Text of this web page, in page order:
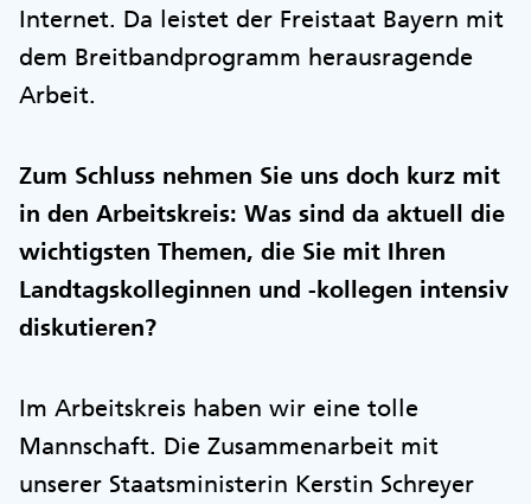
Internet. Da leistet der Freistaat Bayern mit
dem Breitbandprogramm herausragende
Arbeit.
Zum Schluss nehmen Sie uns doch kurz mit
in den Arbeitskreis: Was sind da aktuell die
wichtigsten Themen, die Sie mit Ihren
Landtagskolleginnen und -kollegen intensiv
diskutieren?
Im Arbeitskreis haben wir eine tolle
Mannschaft. Die Zusammenarbeit mit
unserer Staatsministerin Kerstin Schreyer